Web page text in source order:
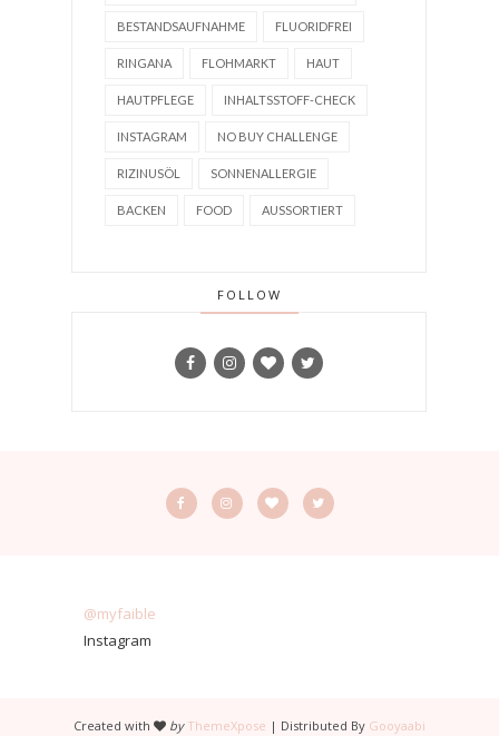
BESTANDSAUFNAHME FLUORIDFREI
RINGANA FLOHMARKT HAUT
HAUTPFLEGE INHALTSSTOFF-CHECK
INSTAGRAM NO BUY CHALLENGE
RIZINUSÖL SONNENALLERGIE
BACKEN FOOD AUSSORTIERT
FOLLOW
@myfaible
Instagram
Created with by ThemeXpose | Distributed By Gooyaabi